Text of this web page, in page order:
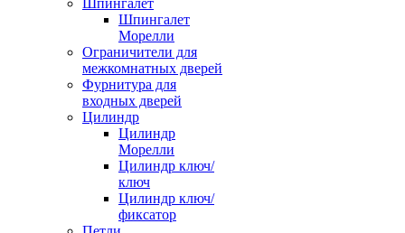
Шпингалет
Шпингалет
Морелли
Ограничители для
межкомнатных дверей
Фурнитура для
входных дверей
Цилиндр
Цилиндр
Морелли
Цилиндр ключ/
ключ
Цилиндр ключ/
фиксатор